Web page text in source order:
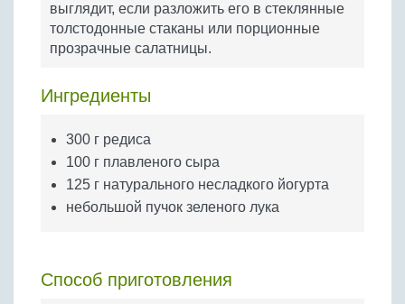
Бобовые
Яйца
выглядит, если разложить его в стеклянные
толстодонные стаканы или порционные
прозрачные салатницы.
Ингредиенты
300 г редиса
100 г плавленого сыра
125 г натурального несладкого йогурта
небольшой пучок зеленого лука
Способ приготовления